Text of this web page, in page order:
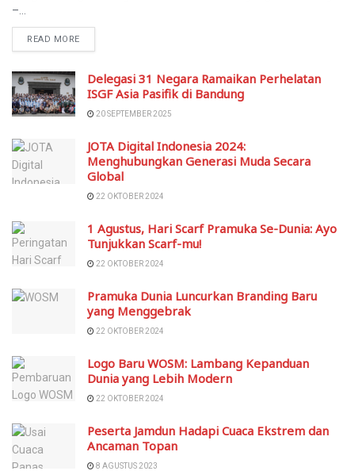
–...
READ MORE
Delegasi 31 Negara Ramaikan Perhelatan
ISGF Asia Pasifik di Bandung
20 SEPTEMBER 2025
JOTA Digital Indonesia 2024:
Menghubungkan Generasi Muda Secara
Global
22 OKTOBER 2024
1 Agustus, Hari Scarf Pramuka Se-Dunia: Ayo
Tunjukkan Scarf-mu!
22 OKTOBER 2024
Pramuka Dunia Luncurkan Branding Baru
yang Menggebrak
22 OKTOBER 2024
Logo Baru WOSM: Lambang Kepanduan
Dunia yang Lebih Modern
22 OKTOBER 2024
Peserta Jamdun Hadapi Cuaca Ekstrem dan
Ancaman Topan
8 AGUSTUS 2023